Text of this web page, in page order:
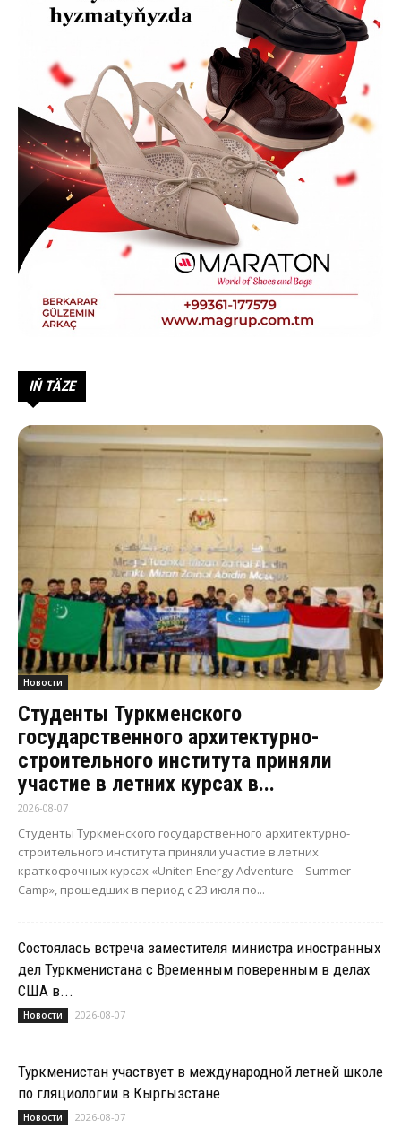
IŇ TÄZE
Новости
Студенты Туркменского
государственного архитектурно-
строительного института приняли
участие в летних курсах в...
2026-08-07
Студенты Туркменского государственного архитектурно-
строительного института приняли участие в летних
краткосрочных курсах «Uniten Energy Adventure – Summer
Camp», прошедших в период с 23 июля по...
Состоялась встреча заместителя министра иностранных
дел Туркменистана с Временным поверенным в делах
США в...
Новости 2026-08-07
Туркменистан участвует в международной летней школе
по гляциологии в Кыргызстане
Новости 2026-08-07